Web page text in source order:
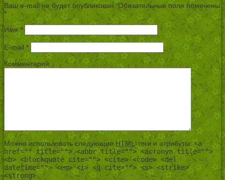
Ваш e-mail не будет опубликован.Обязательные поля помечены
*
Имя*
E-mail*
Комментарий
Можно использовать следующие HTML-теги и атрибуты: <a
href="" title=""> <abbr title=""> <acronym title="">
<b> <blockquote cite=""> <cite> <code> <del
datetime=""> <em> <i> <q cite=""> <s> <strike>
<strong>